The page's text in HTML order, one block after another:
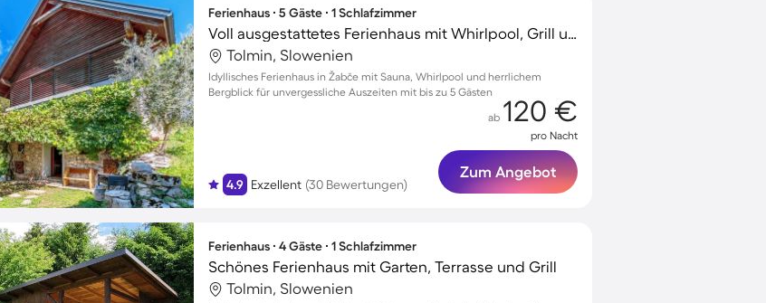
Ferienhaus ∙ 5 Gäste ∙ 1 Schlafzimmer
Voll ausgestattetes Ferienhaus mit Whirlpool, Grill und Terrasse | Bergblick | Hunde erlaubt
Tolmin, Slowenien
Idyllisches Ferienhaus in Žabče mit Sauna, Whirlpool und herrlichem
Bergblick für unvergessliche Auszeiten mit bis zu 5 Gästen
4.9 Exzellent (30 Bewertungen)
ab 120 €
pro Nacht
Zum Angebot
Ferienhaus ∙ 4 Gäste ∙ 1 Schlafzimmer
Schönes Ferienhaus mit Garten, Terrasse und Grill
Tolmin, Slowenien